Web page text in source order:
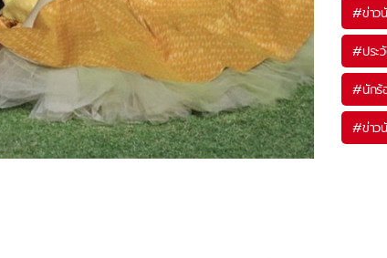
#ข่าว
#ประ
#นัก
#ข่าว